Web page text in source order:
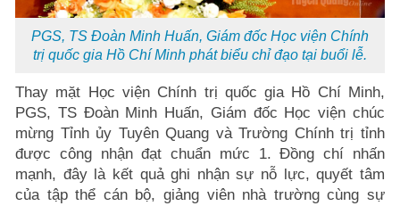
PGS, TS Đoàn Minh Huấn, Giám đốc Học viện Chính
trị quốc gia Hồ Chí Minh phát biểu chỉ đạo tại buổi lễ.
Thay mặt Học viện Chính trị quốc gia Hồ Chí Minh,
PGS, TS Đoàn Minh Huấn, Giám đốc Học viện chúc
mừng Tỉnh ủy Tuyên Quang và Trường Chính trị tỉnh
được công nhận đạt chuẩn mức 1. Đồng chí nhấn
mạnh, đây là kết quả ghi nhận sự nỗ lực, quyết tâm
của tập thể cán bộ, giảng viên nhà trường cùng sự